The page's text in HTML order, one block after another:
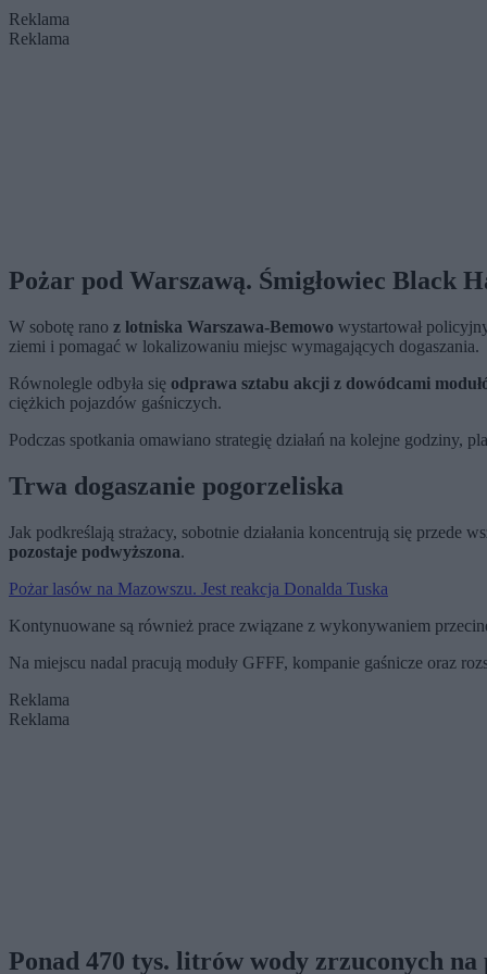
Reklama
Reklama
Pożar pod Warszawą. Śmigłowiec Black
W sobotę rano z lotniska Warszawa-Bemowo wystartował
ziemi i pomagać w lokalizowaniu miejsc wymagających dogaszania.
Równolegle odbyła się odprawa sztabu akcji z dowódcami
ciężkich pojazdów gaśniczych.
Podczas spotkania omawiano strategię działań na kolejne godziny,
Trwa dogaszanie pogorzeliska
Jak podkreślają strażacy, sobotnie działania koncentrują się przede
pozostaje podwyższona.
Pożar lasów na Mazowszu. Jest reakcja Donalda Tuska
Kontynuowane są również prace związane z wykonywaniem
Na miejscu nadal pracują moduły GFFF, kompanie gaśnicze oraz
Reklama
Reklama
Ponad 470 tys. litrów wody zrzuconych na